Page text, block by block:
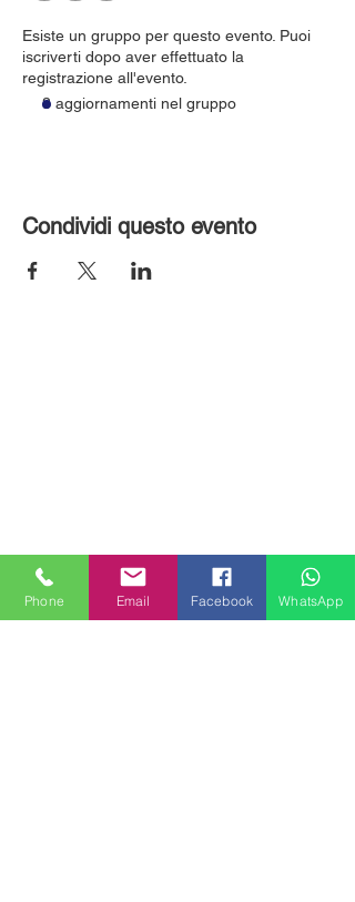
Esiste un gruppo per questo evento. Puoi
iscriverti dopo aver effettuato la
registrazione all'evento.
3 aggiornamenti nel gruppo
Condividi questo evento
Phone Email Facebook WhatsApp